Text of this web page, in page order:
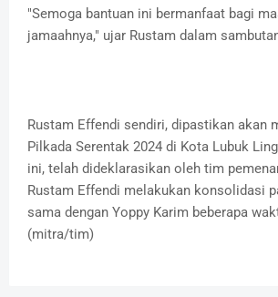
"Semoga bantuan ini bermanfaat bagi
jamaahnya," ujar Rustam dalam
Rustam Effendi sendiri, dipastikan akan
Pilkada Serentak 2024 di Kota Lubuk
ini, telah dideklarasikan oleh tim
Rustam Effendi melakukan konsolidasi
sama dengan Yoppy Karim beberapa
(mitra/tim)